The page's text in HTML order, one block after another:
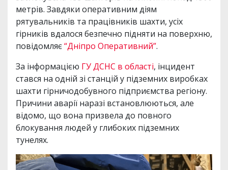
метрів. Завдяки оперативним діям
рятувальників та працівників шахти, усіх
гірників вдалося безпечно підняти на поверхню,
повідомляє“Дніпро Оперативний”.
За інформацією ГУ ДСНС в області, інцидент
стався на одній зі станцій у підземних виробках
шахти гірничодобувного підприємства регіону.
Причини аварії наразі встановлюються, але
відомо, що вона призвела до повного
блокування людей у глибоких підземних
тунелях.